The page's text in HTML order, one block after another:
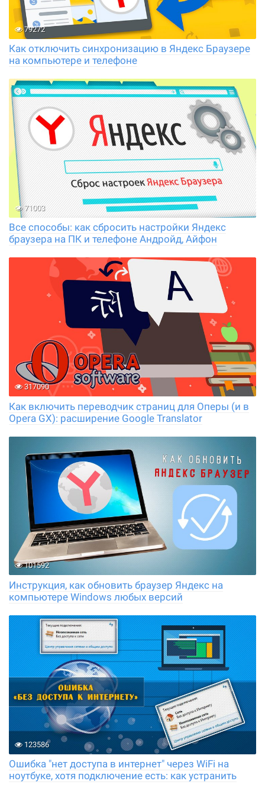
79272
Как отключить синхронизацию в Яндекс Браузере
на компьютере и телефоне
71003
Все способы: как сбросить настройки Яндекс
браузера на ПК и телефоне Андройд, Айфон
317090
Как включить переводчик страниц для Оперы (и в
Opera GX): расширение Google Translator
101592
Инструкция, как обновить браузер Яндекс на
компьютере Windows любых версий
123586
Ошибка "нет доступа в интернет" через WiFi на
ноутбуке, хотя подключение есть: как устранить